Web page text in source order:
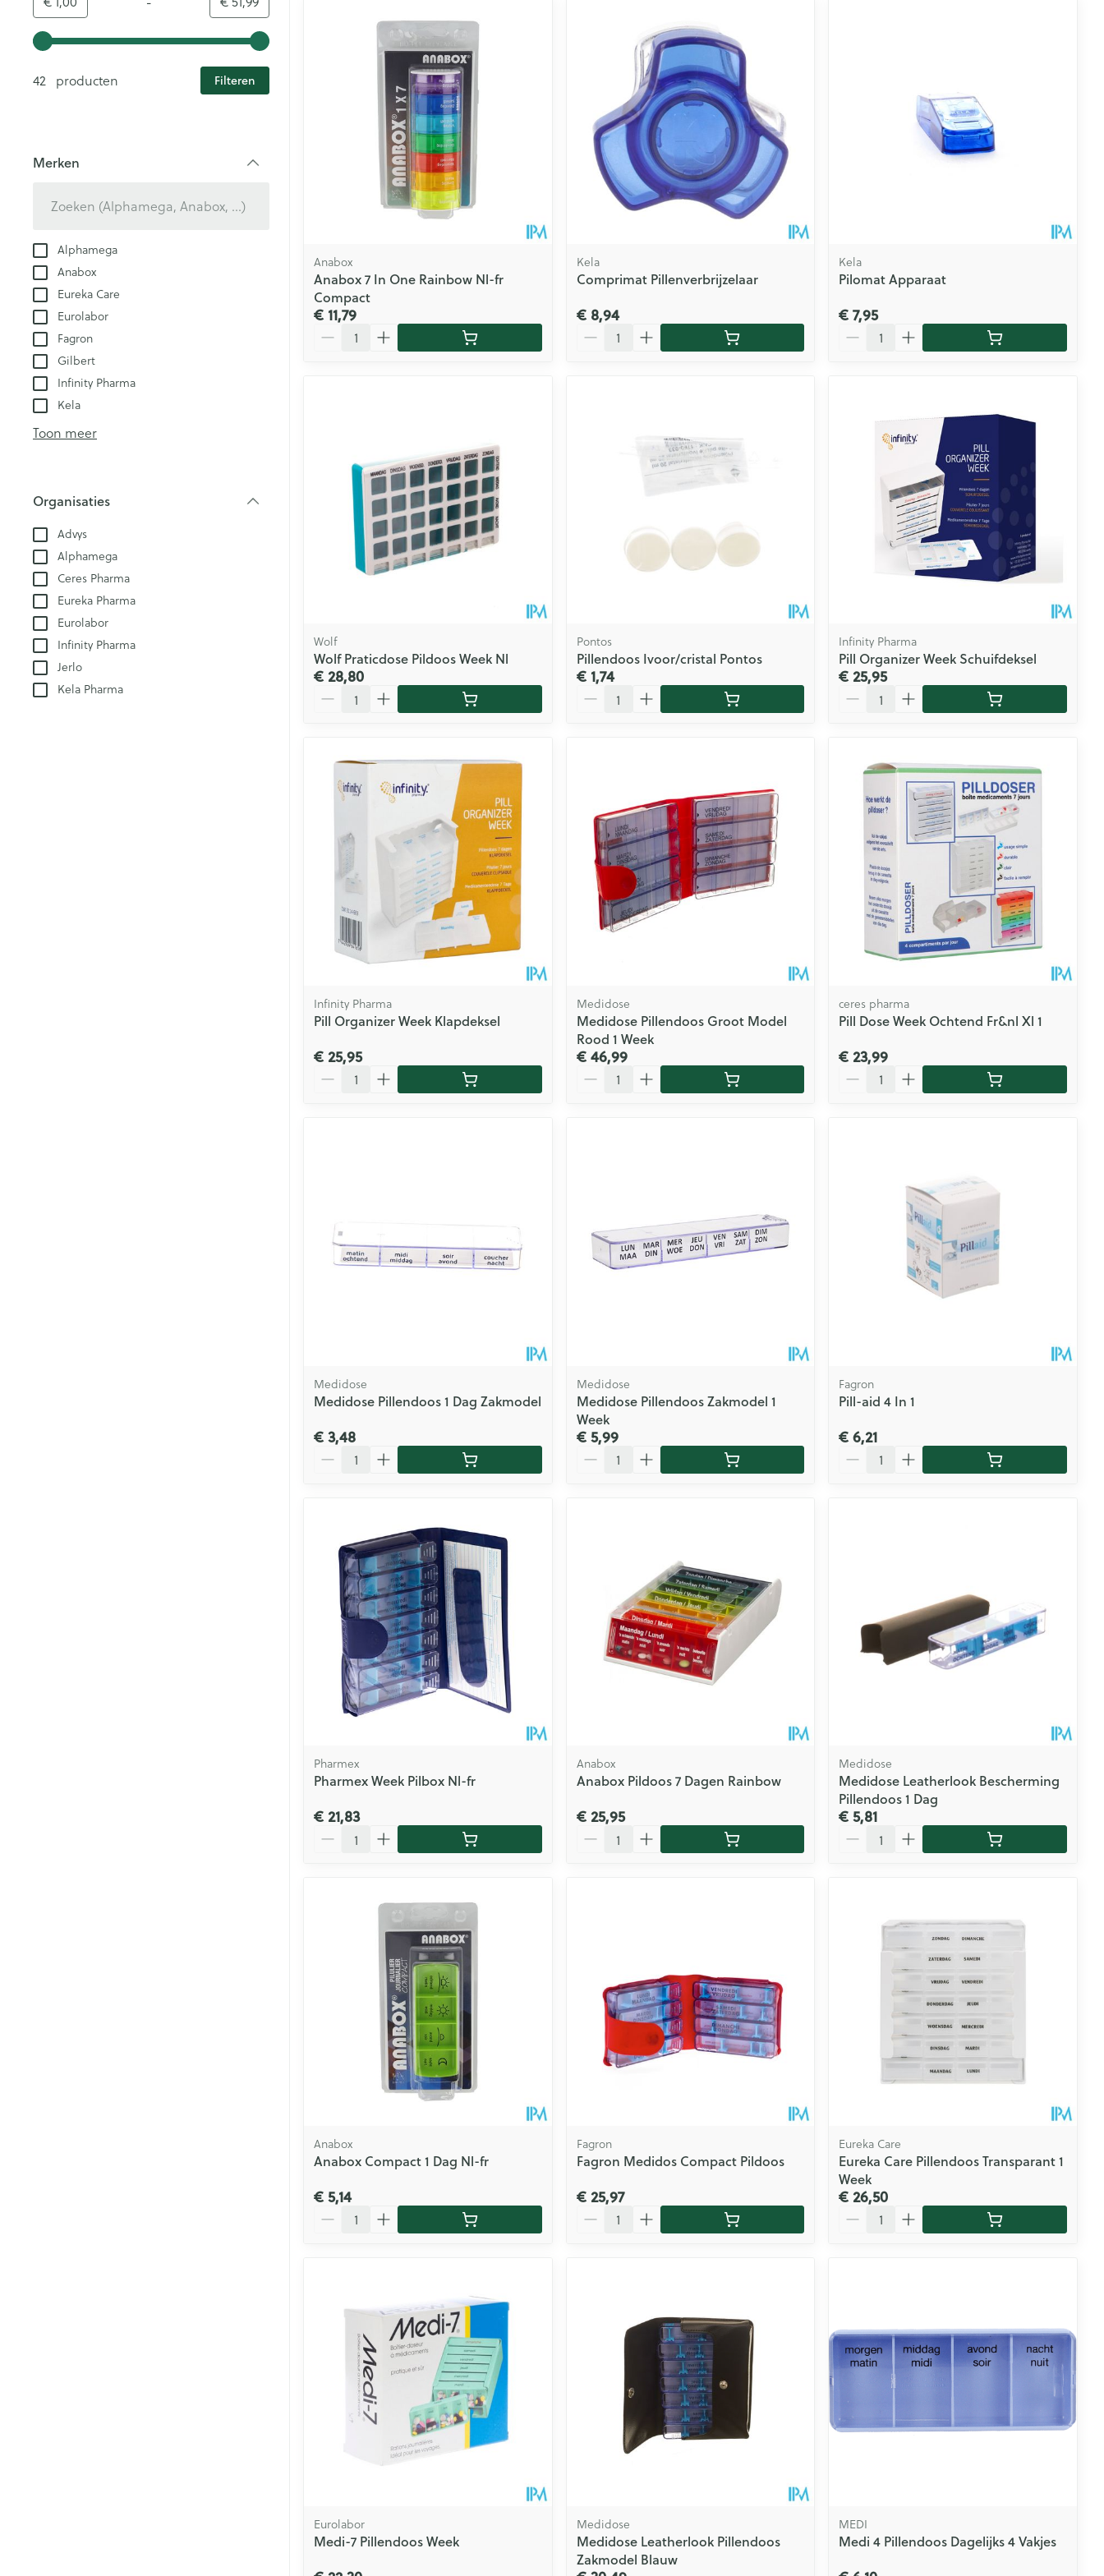
Gebruik de pijltjestoetsen links en rechts om de minimale en maximale prijswaarden aan te passen.
42 producten
Filteren
Merken
Alphamega
Anabox
Eureka Care
Eurolabor
Fagron
Gilbert
Infinity Pharma
Kela
Toon meer
Organisaties
Advys
Alphamega
Ceres Pharma
Eureka Pharma
Eurolabor
Infinity Pharma
Jerlo
Kela Pharma
Anabox
Anabox 7 In One Rainbow Nl-fr
Compact
€ 11,79
Kela
Comprimat Pillenverbrijzelaar
€ 8,94
Kela
Pilomat Apparaat
€ 7,95
Wolf
Wolf Praticdose Pildoos Week Nl
€ 28,80
Pontos
Pillendoos Ivoor/cristal Pontos
€ 1,74
Infinity Pharma
Pill Organizer Week Schuifdeksel
€ 25,95
Infinity Pharma
Pill Organizer Week Klapdeksel
€ 25,95
Medidose
Medidose Pillendoos Groot Model
Rood 1 Week
€ 46,99
ceres pharma
Pill Dose Week Ochtend Fr&nl Xl 1
€ 23,99
Medidose
Medidose Pillendoos 1 Dag Zakmodel
€ 3,48
Medidose
Medidose Pillendoos Zakmodel 1
Week
€ 5,99
Fagron
Pill-aid 4 In 1
€ 6,21
Pharmex
Pharmex Week Pilbox Nl-fr
€ 21,83
Anabox
Anabox Pildoos 7 Dagen Rainbow
€ 25,95
Medidose
Medidose Leatherlook Bescherming
Pillendoos 1 Dag
€ 5,81
Anabox
Anabox Compact 1 Dag Nl-fr
€ 5,14
Fagron
Fagron Medidos Compact Pildoos
€ 25,97
Eureka Care
Eureka Care Pillendoos Transparant 1
Week
€ 26,50
Eurolabor
Medi-7 Pillendoos Week
Medidose
Medidose Leatherlook Pillendoos
Zakmodel Blauw
MEDI
Medi 4 Pillendoos Dagelijks 4 Vakjes